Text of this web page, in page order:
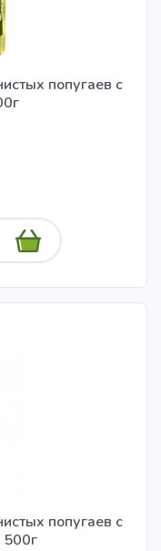
попугаев с
попугаев с
500г